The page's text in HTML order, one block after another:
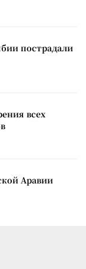
пострадали
всех
Аравии